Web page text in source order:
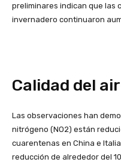
preliminares indican que las
invernadero continuaron
Calidad del
Las observaciones han
nitrógeno (NO2) están
cuarentenas en China e
reducción de alrededor del